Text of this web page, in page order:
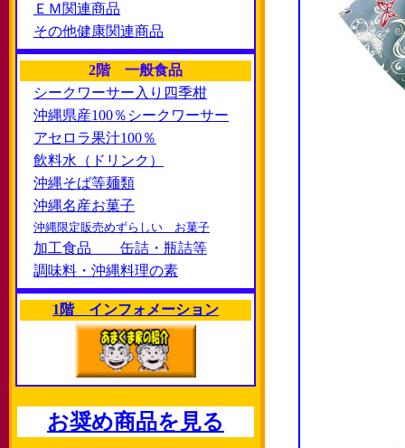
ＥＭ関連商品
その他健康関連商品
2階 一般食品
シークワーサー入り四季柑
沖縄県産100％シークワーサー
アセロラ果汁100％
飲料水（ドリンク）
沖縄そば等麺類
沖縄名産お菓子
沖縄限定販売めずらしい お菓子
加工食品 缶詰・瓶詰等
調味料・沖縄料理の素
1階 インフォメーション
お奨め商品を見る